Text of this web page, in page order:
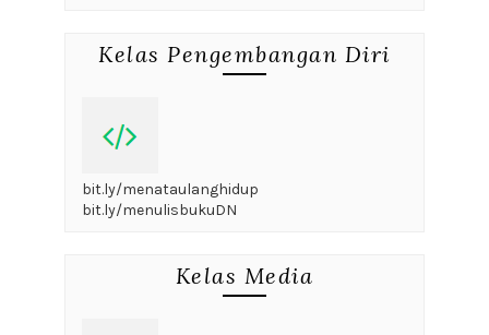
Kelas Pengembangan Diri
bit.ly/menataulanghidup
bit.ly/menulisbukuDN
Kelas Media